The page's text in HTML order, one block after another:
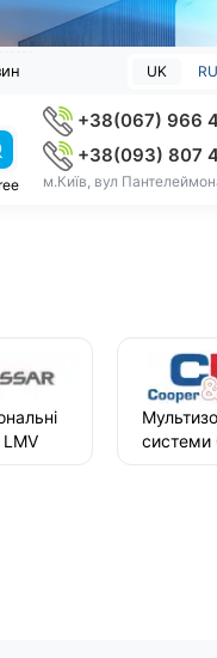
UK RU
+38(067) 966
+38(093) 807
м.Київ, вул
системи